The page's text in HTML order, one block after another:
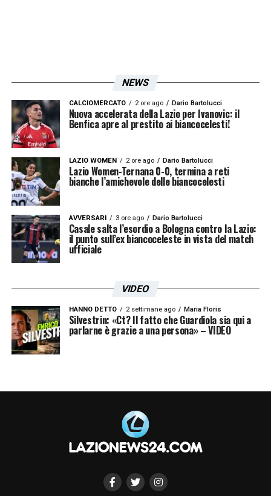
NEWS
CALCIOMERCATO 2 ore ago Dario Bartolucci
Nuova accelerata della Lazio per Ivanovic: il
Benfica apre al prestito ai biancocelesti!
LAZIO WOMEN 2 ore ago Dario Bartolucci
Lazio Women-Ternana 0-0, termina a reti
bianche l’amichevole delle biancocelesti
AVVERSARI 3 ore ago Dario Bartolucci
Casale salta l’esordio a Bologna contro la Lazio:
il punto sull’ex biancoceleste in vista del match
ufficiale
VIDEO
HANNO DETTO 2 settimane ago Maria Floris
Silvestrin: «Ct? Il fatto che Guardiola sia qui a
parlarne è grazie a una persona» – VIDEO